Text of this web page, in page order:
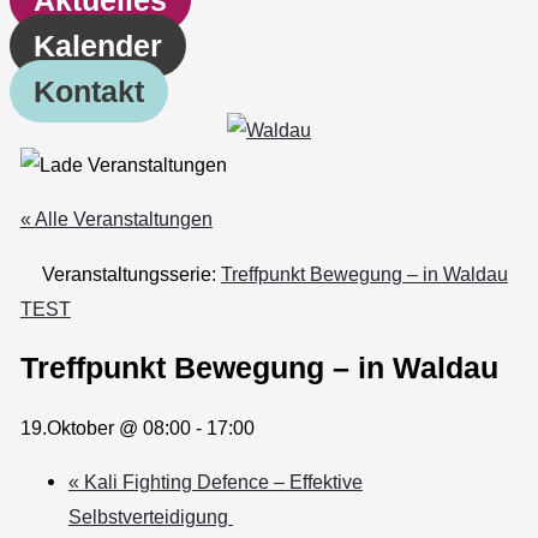
Kalender
Kontakt
« Alle Veranstaltungen
Veranstaltungsserie: Treffpunkt Bewegung – in Waldau
TEST
Treffpunkt Bewegung – in Waldau
19.Oktober @ 08:00- 17:00
« Kali Fighting Defence – Effektive
Selbstverteidigung